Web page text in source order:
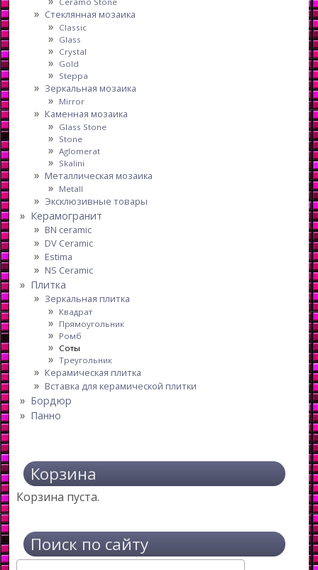
Стеклянная мозаика
Classic
Glass
Crystal
Gold
Steppa
Зеркальная мозаика
Mirror
Каменная мозаика
Glass Stone
Stone
Aglomerat
Skalini
Металлическая мозаика
Metall
Эксклюзивные товары
Керамогранит
BN ceramic
DV Ceramic
Estima
NS Ceramic
Плитка
Зеркальная плитка
Квадрат
Прямоугольник
Ромб
Соты
Треугольник
Керамическая плитка
Вставка для керамической плитки
Бордюр
Панно
Корзина
Корзина пуста.
Поиск по сайту